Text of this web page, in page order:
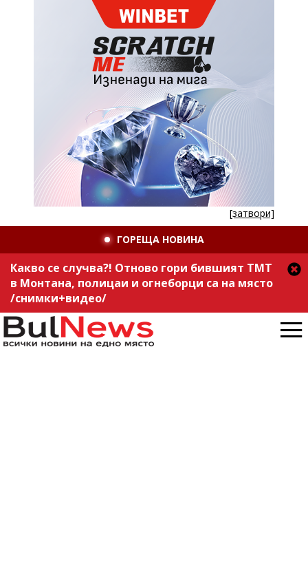
[затвори]
ГОРЕЩА НОВИНА
Какво се случва?! Отново гори бившият ТМТ
в Монтана, полицаи и огнеборци са на място
/снимки+видео/